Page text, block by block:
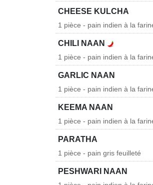
CHEESE KULCHA
1 pièce - pain indien à la
CHILI NAAN
1 pièce - pain indien à la
GARLIC NAAN
1 pièce - pain indien à la
KEEMA NAAN
1 pièce - pain indien à la
PARATHA
1 pièce - pain gris feuilleté
PESHWARI NAAN